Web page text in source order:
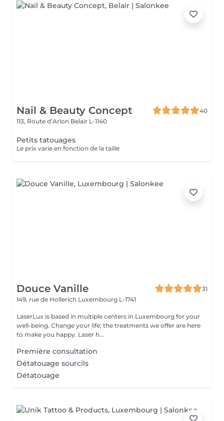
Nail & Beauty Concept
40
113, Route d’Arlon Belair L-1140
Petits tatouages
Le prix varie en fonction de la taille
Douce Vanille
31
149, rue de Hollerich Luxembourg L-1741
LaserLux is based in multiple centers in Luxembourg for your
well-being. Change your life; the treatments we offer are here
to make you happy. Laser h...
Première consultation
Détatouage sourcils
Détatouage